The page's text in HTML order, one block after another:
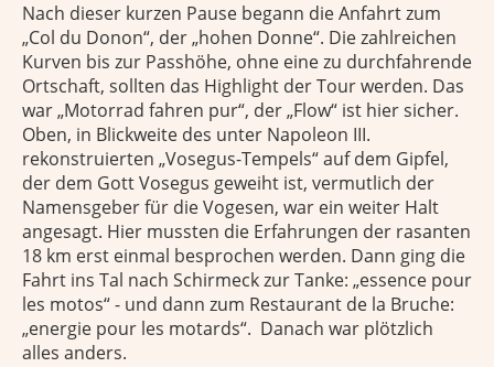
Nach dieser kurzen Pause begann die Anfahrt zum
„Col du Donon“, der „hohen Donne“. Die zahlreichen
Kurven bis zur Passhöhe, ohne eine zu durchfahrende
Ortschaft, sollten das Highlight der Tour werden. Das
war „Motorrad fahren pur“, der „Flow“ ist hier sicher.
Oben, in Blickweite des unter Napoleon III.
rekonstruierten „Vosegus-Tempels“ auf dem Gipfel,
der dem Gott Vosegus geweiht ist, vermutlich der
Namensgeber für die Vogesen, war ein weiter Halt
angesagt. Hier mussten die Erfahrungen der rasanten
18 km erst einmal besprochen werden. Dann ging die
Fahrt ins Tal nach Schirmeck zur Tanke: „essence pour
les motos“ - und dann zum Restaurant de la Bruche:
„energie pour les motards“. Danach war plötzlich
alles anders.